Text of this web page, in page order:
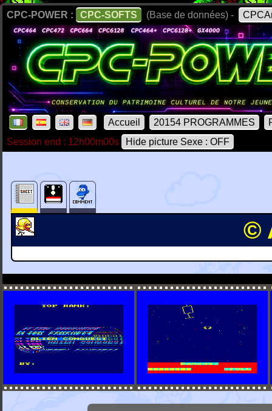
CPC-POWER : CPC-SOFTS (Base de données) -
Accueil 20154 PROGRAMMES
Session end : 12h00m00s
Hide picture Sexe : OFF
©